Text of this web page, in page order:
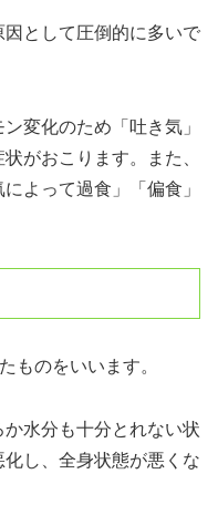
として圧倒的に多いで
変化のため「吐き気」
がおこります。また、
よって過食」「偏食」
ものをいいます。
水分も十分とれない状
し、全身状態が悪くな